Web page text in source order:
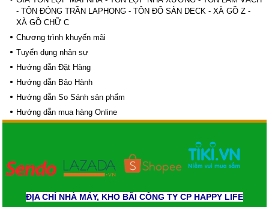
- TÔN ĐÓNG TRẦN LAPHONG - TÔN ĐỔ SÀN DECK - XÀ GỒ Z -
XÀ GỒ CHỮ C
Chương trình khuyến mãi
Tuyển dụng nhân sự
Hướng dẫn Đặt Hàng
Hướng dẫn Bảo Hành
Hướng dẫn So Sánh sản phẩm
Hướng dẫn mua hàng Online
ĐỊA CHỈ NHÀ MÁY, KHO BÃI CÔNG TY CP HAPPY LIFE